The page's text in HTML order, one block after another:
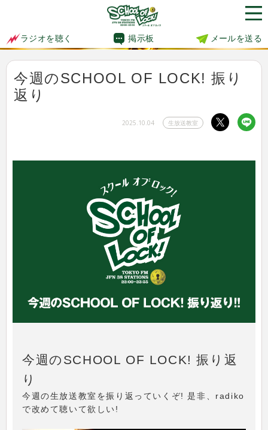
ラジオを聴く 掲示板 メールを送る
今週のSCHOOL OF LOCK! 振り
返り
2025.10.04 生放送教室
今週のSCHOOL OF LOCK! 振り返
り
今週の生放送教室を振り返っていくぞ! 是非、radiko
で改めて聴いて欲しい!